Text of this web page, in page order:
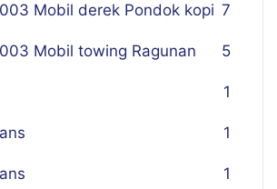
Mobil derek Pondok kopi 7
Mobil towing Ragunan 5
1
1
1